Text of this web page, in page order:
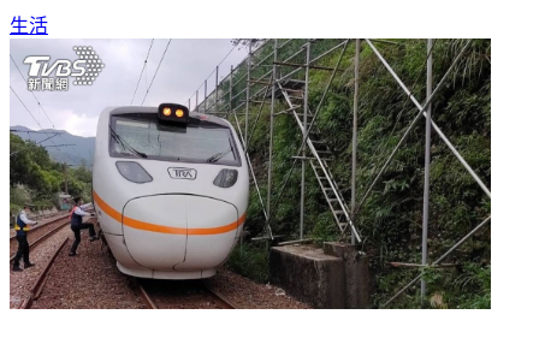
生活